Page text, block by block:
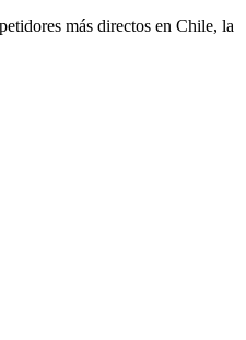
más directos en Chile, la